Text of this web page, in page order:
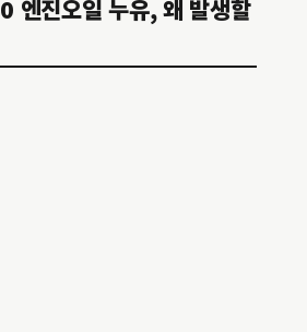
엔진오일 누유, 왜 발생할